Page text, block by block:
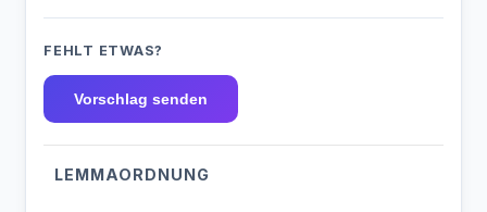
FEHLT ETWAS?
Vorschlag senden
LEMMAORDNUNG